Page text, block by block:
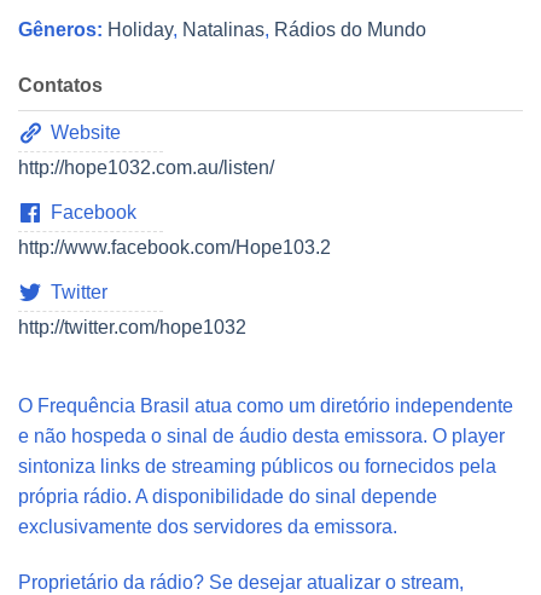
Gêneros: Holiday, Natalinas, Rádios do Mundo
Contatos
Website
http://hope1032.com.au/listen/
Facebook
http://www.facebook.com/Hope103.2
Twitter
http://twitter.com/hope1032
O Frequência Brasil atua como um diretório independente
e não hospeda o sinal de áudio desta emissora. O player
sintoniza links de streaming públicos ou fornecidos pela
própria rádio. A disponibilidade do sinal depende
exclusivamente dos servidores da emissora.
Proprietário da rádio? Se desejar atualizar o stream,